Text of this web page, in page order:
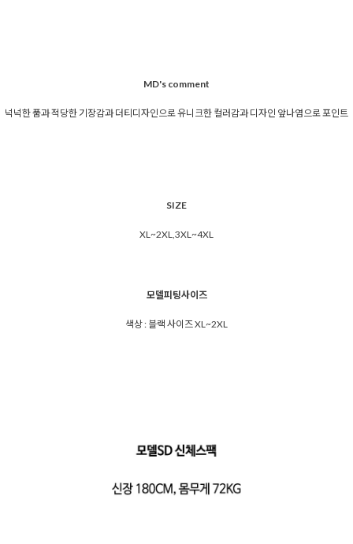
MD's comment
넉넉한 품과 적당한 기장감과 더티디자인으로 유니크한 컬러감과 디자인 앞나염으로 포인트
SIZE
XL~2XL,3XL~4XL
모델피팅사이즈
색상 : 블랙 사이즈 XL~2XL